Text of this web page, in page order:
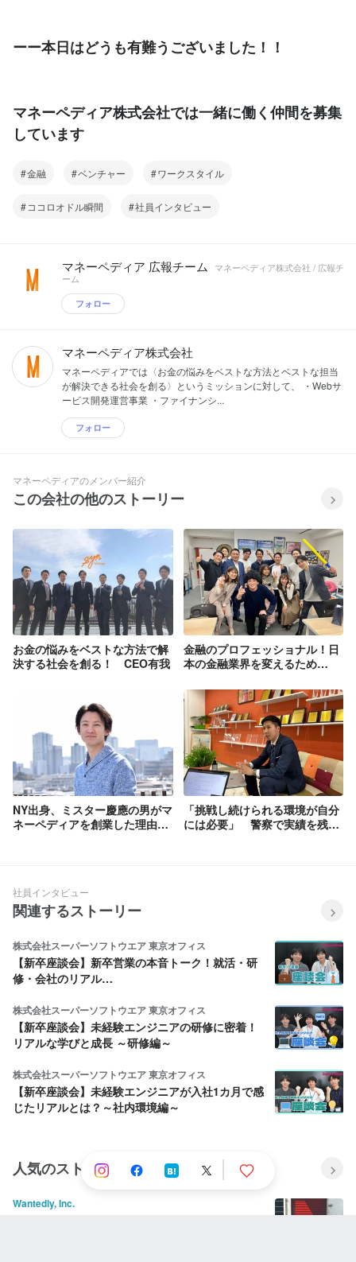
ーー本日はどうも有難うございました！！
マネーペディア株式会社では一緒に働く仲間を募集
しています
金融 ベンチャー ワークスタイル
ココロオドル瞬間 社員インタビュー
マネーペディア 広報チーム
マネーペディア株式会社 / 広報チ
ーム
フォロー
マネーペディア株式会社
マネーペディアでは〈お金の悩みをベストな方法とベストな担当
が解決できる社会を創る〉というミッションに対して、 ・Webサ
ービス開発運営事業 ・ファイナンシ...
フォロー
マネーペディアのメンバー紹介
この会社の他のストーリー
お金の悩みをベストな方法で解
決する社会を創る！ CEO有我
金融のプロフェッショナル！日
本の金融業界を変えるため
NY出身、ミスター慶應の男がマ
ネーペディアを創業した理由
「挑戦し続けられる環境が自分
には必要」 警察で実績を残し
社員インタビュー
関連するストーリー
株式会社スーパーソフトウエア 東京オフィス
【新卒座談会】新卒営業の本音トーク！就活・研
修・会社のリアル…
株式会社スーパーソフトウエア 東京オフィス
【新卒座談会】未経験エンジニアの研修に密着！
リアルな学びと成長 ～研修編～
株式会社スーパーソフトウエア 東京オフィス
【新卒座談会】未経験エンジニアが入社1カ月で感
じたリアルとは？～社内環境編～
人気のストーリー
Wantedly, Inc.